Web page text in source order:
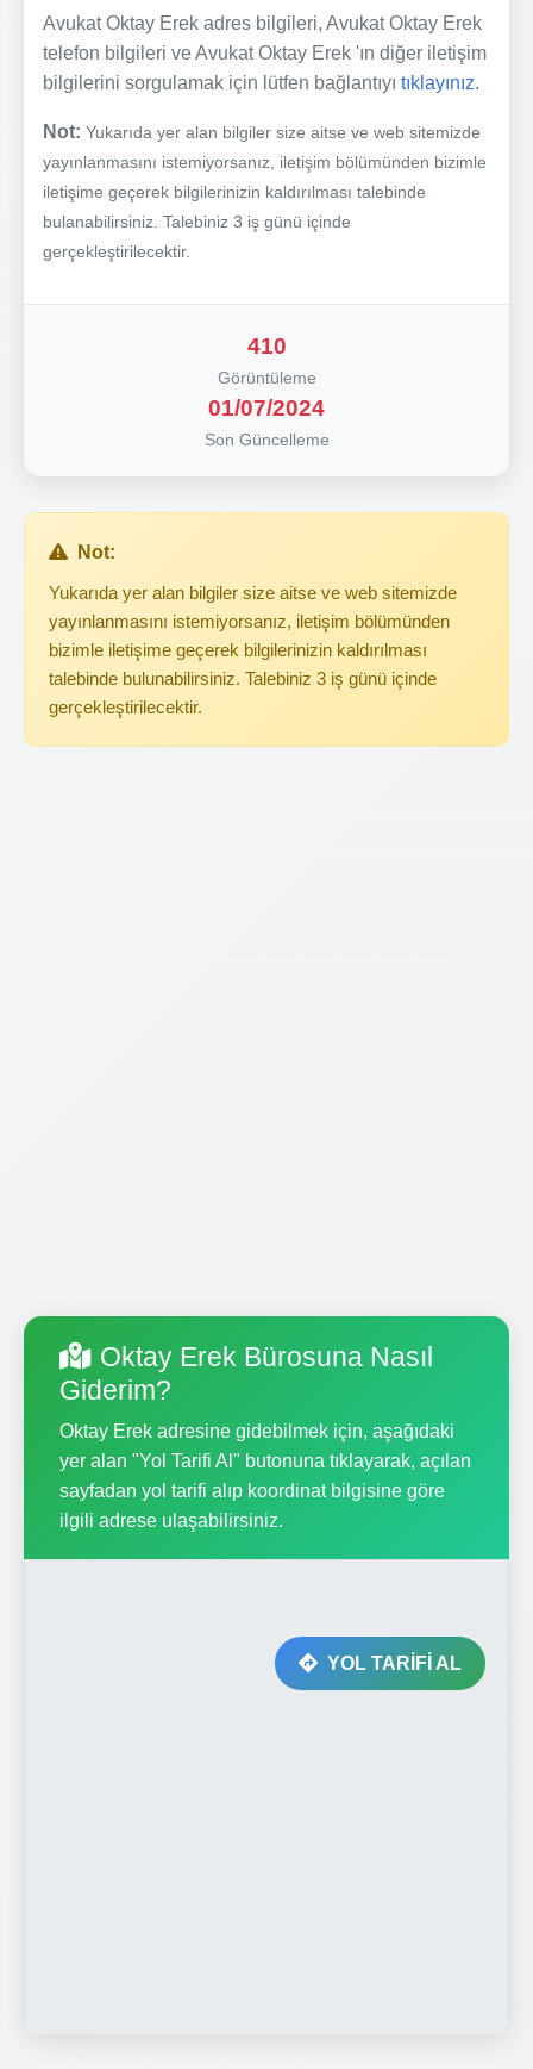
Avukat Oktay Erek adres bilgileri, Avukat Oktay Erek
telefon bilgileri ve Avukat Oktay Erek 'ın diğer iletişim
bilgilerini sorgulamak için lütfen bağlantıyı tıklayınız.
Not: Yukarıda yer alan bilgiler size aitse ve web sitemizde
yayınlanmasını istemiyorsanız, iletişim bölümünden bizimle
iletişime geçerek bilgilerinizin kaldırılması talebinde
bulanabilirsiniz. Talebiniz 3 iş günü içinde
gerçekleştirilecektir.
410
Görüntüleme
01/07/2024
Son Güncelleme
Not:
Yukarıda yer alan bilgiler size aitse ve web sitemizde
yayınlanmasını istemiyorsanız, iletişim bölümünden
bizimle iletişime geçerek bilgilerinizin kaldırılması
talebinde bulunabilirsiniz. Talebiniz 3 iş günü içinde
gerçekleştirilecektir.
Oktay Erek Bürosuna Nasıl
Giderim?
Oktay Erek adresine gidebilmek için, aşağıdaki
yer alan "Yol Tarifi Al" butonuna tıklayarak, açılan
sayfadan yol tarifi alıp koordinat bilgisine göre
ilgili adrese ulaşabilirsiniz.
YOL TARİFİ AL